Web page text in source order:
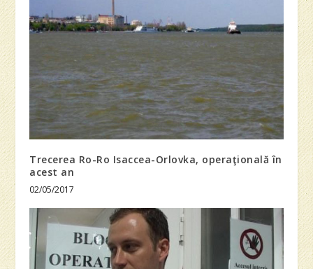
Trecerea Ro-Ro Isaccea-Orlovka, operaţională în
acest an
02/05/2017